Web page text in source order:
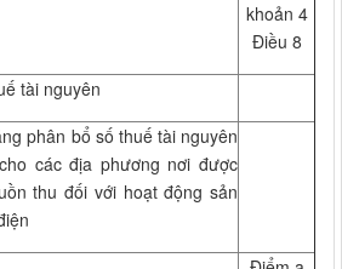
khoản 4
Điều 8
tài nguyên
phân bổ số thuế tài nguyên
các địa phương nơi được
thu đối với hoạt động sản